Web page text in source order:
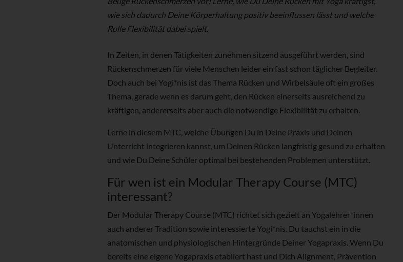
wie sich dadurch Deine Körperhaltung positiv beeinflussen lässt und welche
Rolle Flexibilität dabei spielt.
In Zeiten, in denen Tätigkeiten zunehmen sitzend ausgeführt werden, sind
Rückenschmerzen für viele Menschen leider ein fast schon täglicher Begleiter.
Doch auch bei Yogi*nis ist das Thema Rücken und Wirbelsäule oft ein großes
Thema, gerade wenn es darum geht, den Rücken einerseits ausreichend zu
kräftigen, andererseits aber auch die notwendige Flexibilität zu erhalten.
Lerne in diesem MTC, welche Übungen Du in Deine Praxis und Deinen
Unterricht integrieren kannst, um Deinen Rücken langfristig gesund zu erhalten
und wie Du Deine Schüler optimal bei bestehenden Problemen unterstützt.
Für wen ist ein Modular Therapy Course (MTC)
interessant?
Der Modular Therapy Course (MTC) richtet sich gezielt an Yogalehrer*innen
auch anderer Tradition sowie interessierte Yogi*nis. Du tauchst ein in die
anatomischen und physiologischen Hintergründe Deiner Yogapraxis. Wenn Du
bereits eine eigene Yogapraxis etabliert hast und Dich Alignment, Prävention